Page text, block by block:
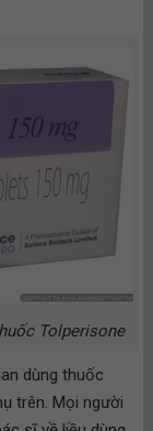
Tolperisone
dùng thuốc
trên. Mọi người